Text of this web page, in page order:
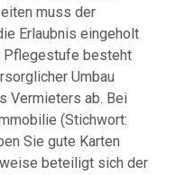
muss der
Erlaubnis eingeholt
Pflegestufe besteht
Umbau
Vermieters ab. Bei
(Stichwort:
Sie gute Karten
beteiligt sich der